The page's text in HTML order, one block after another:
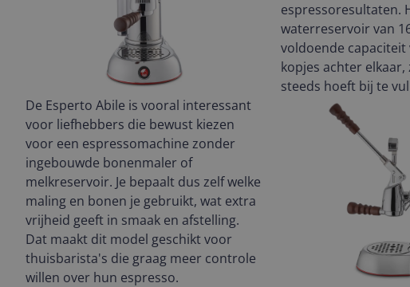
espressoresultaten.
waterreservoir van
voldoende
kopjes achter
steeds hoeft bij te
De Esperto Abile is vooral interessant
voor liefhebbers die bewust kiezen
voor een espressomachine zonder
ingebouwde bonenmaler of
melkreservoir. Je bepaalt dus zelf welke
maling en bonen je gebruikt, wat extra
vrijheid geeft in smaak en afstelling.
Dat maakt dit model geschikt voor
thuisbarista's die graag meer controle
willen over hun espresso.